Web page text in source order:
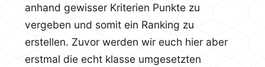
anhand gewisser Kriterien Punkte zu
vergeben und somit ein Ranking zu
erstellen. Zuvor werden wir euch hier aber
erstmal die echt klasse umgesetzten